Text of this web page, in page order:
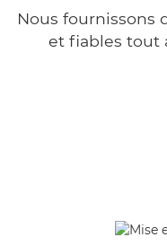
Nous fournissons
et fiables tout